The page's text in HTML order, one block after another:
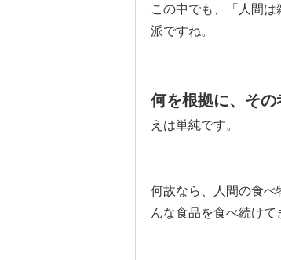
この中でも、「人間
派ですね。
何を根拠に、そ
えは単純です。
何故なら、人間の食
んな食品を食べ続けて